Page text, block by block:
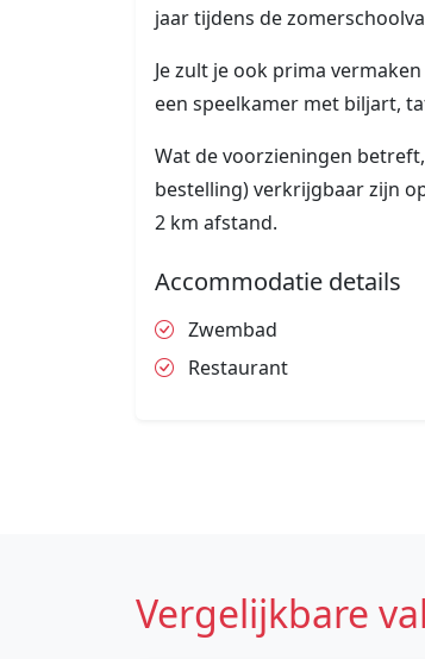
jaar tijdens de
Je zult je ook prima
een speelkamer met biljart,
Wat de voorzieningen
bestelling) verkrijgbaar zijn
2 km afstand.
Accommodatie details
Zwembad
Restaurant
Vergelijkbare